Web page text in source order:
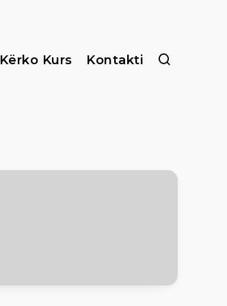
Kërko Kurs Kontakti